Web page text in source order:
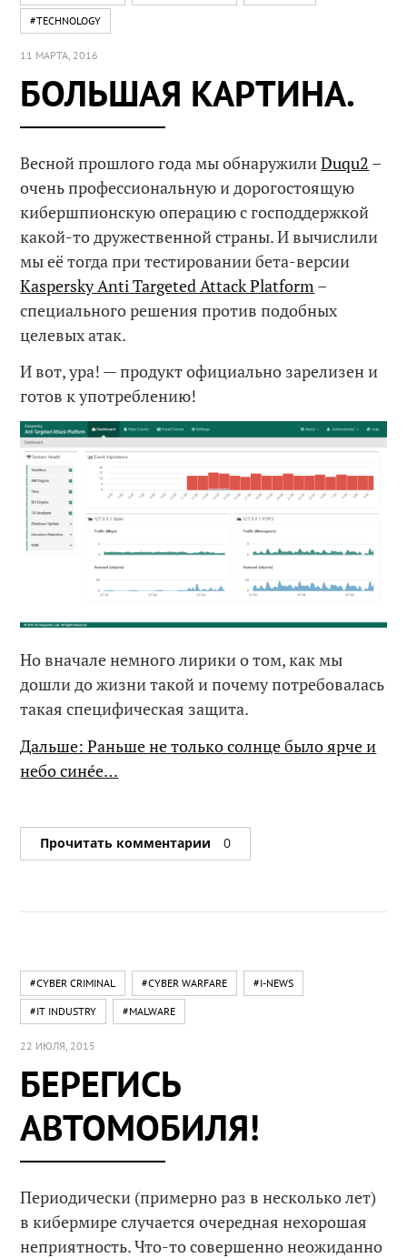
#TECHNOLOGY
11 МАРТА, 2016
БОЛЬШАЯ КАРТИНА.
Весной прошлого года мы обнаружилиDuqu2 –
очень профессиональную и дорогостоящую
кибершпионскую операцию с господдержкой
какой-то дружественной страны. И вычислили
мы её тогда при тестировании бета-версии
Kaspersky Anti Targeted Attack Platform –
специального решения против подобных
целевых атак.
И вот, ура! — продукт официально зарелизен и
готов к употреблению!
Но вначале немного лирики о том, как мы
дошли до жизни такой и почему потребовалась
такая специфическая защита.
Дальше: Раньше не только солнце было ярче и
небо синéе…
Прочитать комментарии 0
#CYBER CRIMINAL #CYBER WARFARE #I-NEWS
#IT INDUSTRY #MALWARE
22 ИЮЛЯ, 2015
БЕРЕГИСЬ
АВТОМОБИЛЯ!
Периодически (примерно раз в несколько лет)
в кибермире случается очередная нехорошая
неприятность. Что-то совершенно неожиданно